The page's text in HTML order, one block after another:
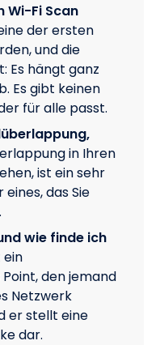
Wi-Fi Scan
der ersten
und die
Es hängt ganz
Es gibt keinen
für alle passt.
in Ihren
ist ein sehr
das Sie
wie finde ich
ein
den jemand
Netzwerk
er stellt eine
dar.